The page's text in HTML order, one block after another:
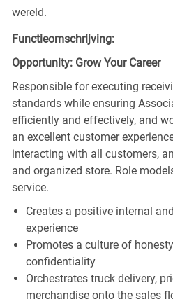
wereld.
Functieomschrijving:
Opportunity: Grow Your Career
Responsible for executing
standards while ensuring
efficiently and effectively, and
an excellent customer
interacting with all customers,
and organized store. Role
service.
Creates a positive internal
experience
Promotes a culture of
confidentiality
Orchestrates truck delivery,
merchandise onto the sales